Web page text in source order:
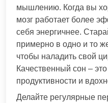
мышлению. Когда вы
мозг работает более
себя энергичнее.
примерно в одно и то
чтобы наладить свой
Качественный сон –
продуктивности и
Делайте регулярные